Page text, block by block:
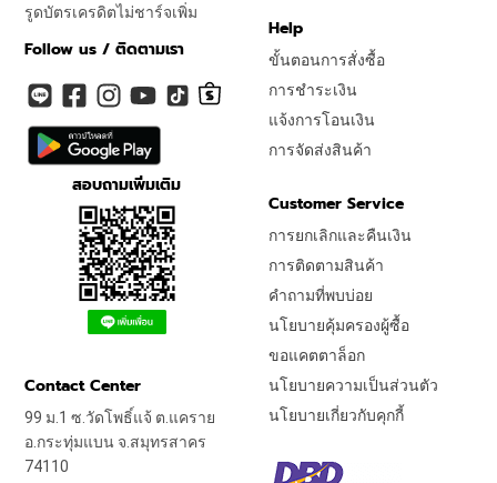
รูดบัตรเครดิตไม่ชาร์จเพิ่ม
Follow us / ติดตามเรา
สอบถามเพิ่มเติม
Help
ขั้นตอนการสั่งซื้อ
การชำระเงิน
แจ้งการโอนเงิน
การจัดส่งสินค้า
Customer Service
การยกเลิกและคืนเงิน
การติดตามสินค้า
คำถามที่พบบ่อย
นโยบายคุ้มครองผู้ซื้อ
ขอแคตตาล็อก
นโยบายความเป็นส่วนตัว
นโยบายเกี่ยวกับคุกกี้
Contact Center
99 ม.1 ซ.วัดโพธิ์แจ้ ต.แคราย
อ.กระทุ่มแบน จ.สมุทรสาคร
74110